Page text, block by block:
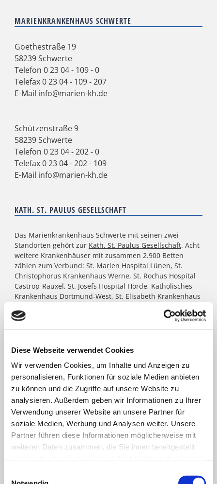
Diese Webseite verwendet Cookies
Wir verwenden Cookies, um Inhalte und Anzeigen zu
personalisieren, Funktionen für soziale Medien anbieten
zu können und die Zugriffe auf unsere Website zu
analysieren. Außerdem geben wir Informationen zu Ihrer
Verwendung unserer Website an unsere Partner für
soziale Medien, Werbung und Analysen weiter. Unsere
Partner führen diese Informationen möglicherweise mit
weiteren Daten zusammen, die Sie ihnen bereitgestellt
MARIENKRANKENHAUS SCHWERTE
Goethestraße 19
58239 Schwerte
Telefon 0 23 04 - 109 - 0
Telefax 0 23 04 - 109 - 207
E-Mail info@marien-kh.de
Schützenstraße 9
58239 Schwerte
Telefon 0 23 04 - 202 - 0
Telefax 0 23 04 - 202 - 109
E-Mail info@marien-kh.de
KATH. ST. PAULUS GESELLSCHAFT
Das Marienkrankenhaus Schwerte mit seinen zwei
Standorten gehört zur Kath. St. Paulus Gesellschaft. Acht
weitere Krankenhäuser mit zusammen 2.900 Betten
zählen zum Verbund: St. Marien Hospital Lünen, St.
Christophorus Krankenhaus Werne, St. Rochus Hospital
Castrop-Rauxel, St. Josefs Hospital Hörde, Katholisches
Krankenhaus Dortmund-West, St. Elisabeth Krankenhaus
sowie für das St. Johannes Hospital im Zentrum von
Kath. St. Paulus Gesellschaft zählt zu den größten
8.500 Menschen arbeiten für das Wohl der ihnen
anvertrauten Patient:innen, Bewohner:innen, Kinder und
Jugendlichen.
FACHBEREICHE
Klinik für Allgemein-, Viszeral- und minimal-